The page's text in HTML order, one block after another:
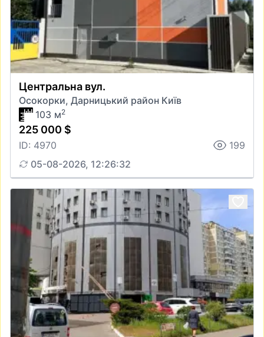
Центральна вул.
Осокорки, Дарницький район Київ
103 м2
225 000 $
ID: 4970
199
05-08-2026, 12:26:32